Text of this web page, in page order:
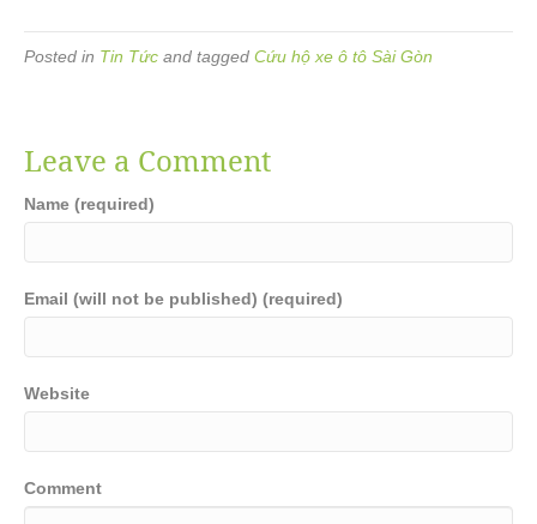
Posted in Tin Tức and tagged Cứu hộ xe ô tô Sài Gòn
Leave a Comment
Name (required)
Email (will not be published) (required)
Website
Comment